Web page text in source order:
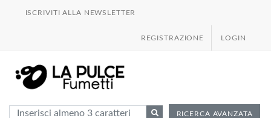
ISCRIVITI ALLA NEWSLETTER
REGISTRAZIONE LOGIN
RICERCA AVANZATA